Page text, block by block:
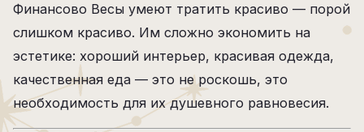
Финансово Весы умеют тратить красиво — порой
слишком красиво. Им сложно экономить на
эстетике: хороший интерьер, красивая одежда,
качественная еда — это не роскошь, это
необходимость для их душевного равновесия.